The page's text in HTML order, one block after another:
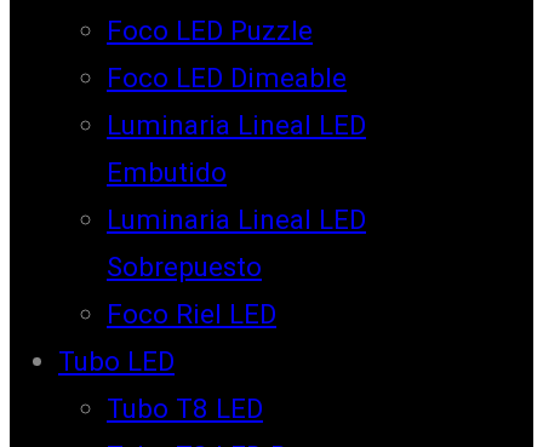
Foco LED Puzzle
Foco LED Dimeable
Luminaria Lineal LED
Embutido
Luminaria Lineal LED
Sobrepuesto
Foco Riel LED
Tubo LED
Tubo T8 LED